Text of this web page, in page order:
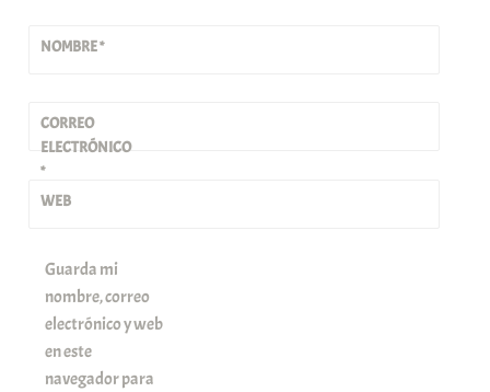
NOMBRE*
CORREO
ELECTRÓNICO
*
WEB
Guarda mi
nombre, correo
electrónico y web
en este
navegador para